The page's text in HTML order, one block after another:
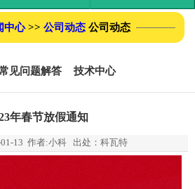
中心>> 公司动态 公司动态
见问题解答 技术中心
年春节放假通知
13 作者:小科 出处：科瓦特